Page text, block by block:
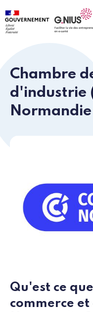
Panneau de gestion
Aller au contenu
Aller à la navigation
Chambre
d'industrie
Normandie
Qu'est ce
commerce